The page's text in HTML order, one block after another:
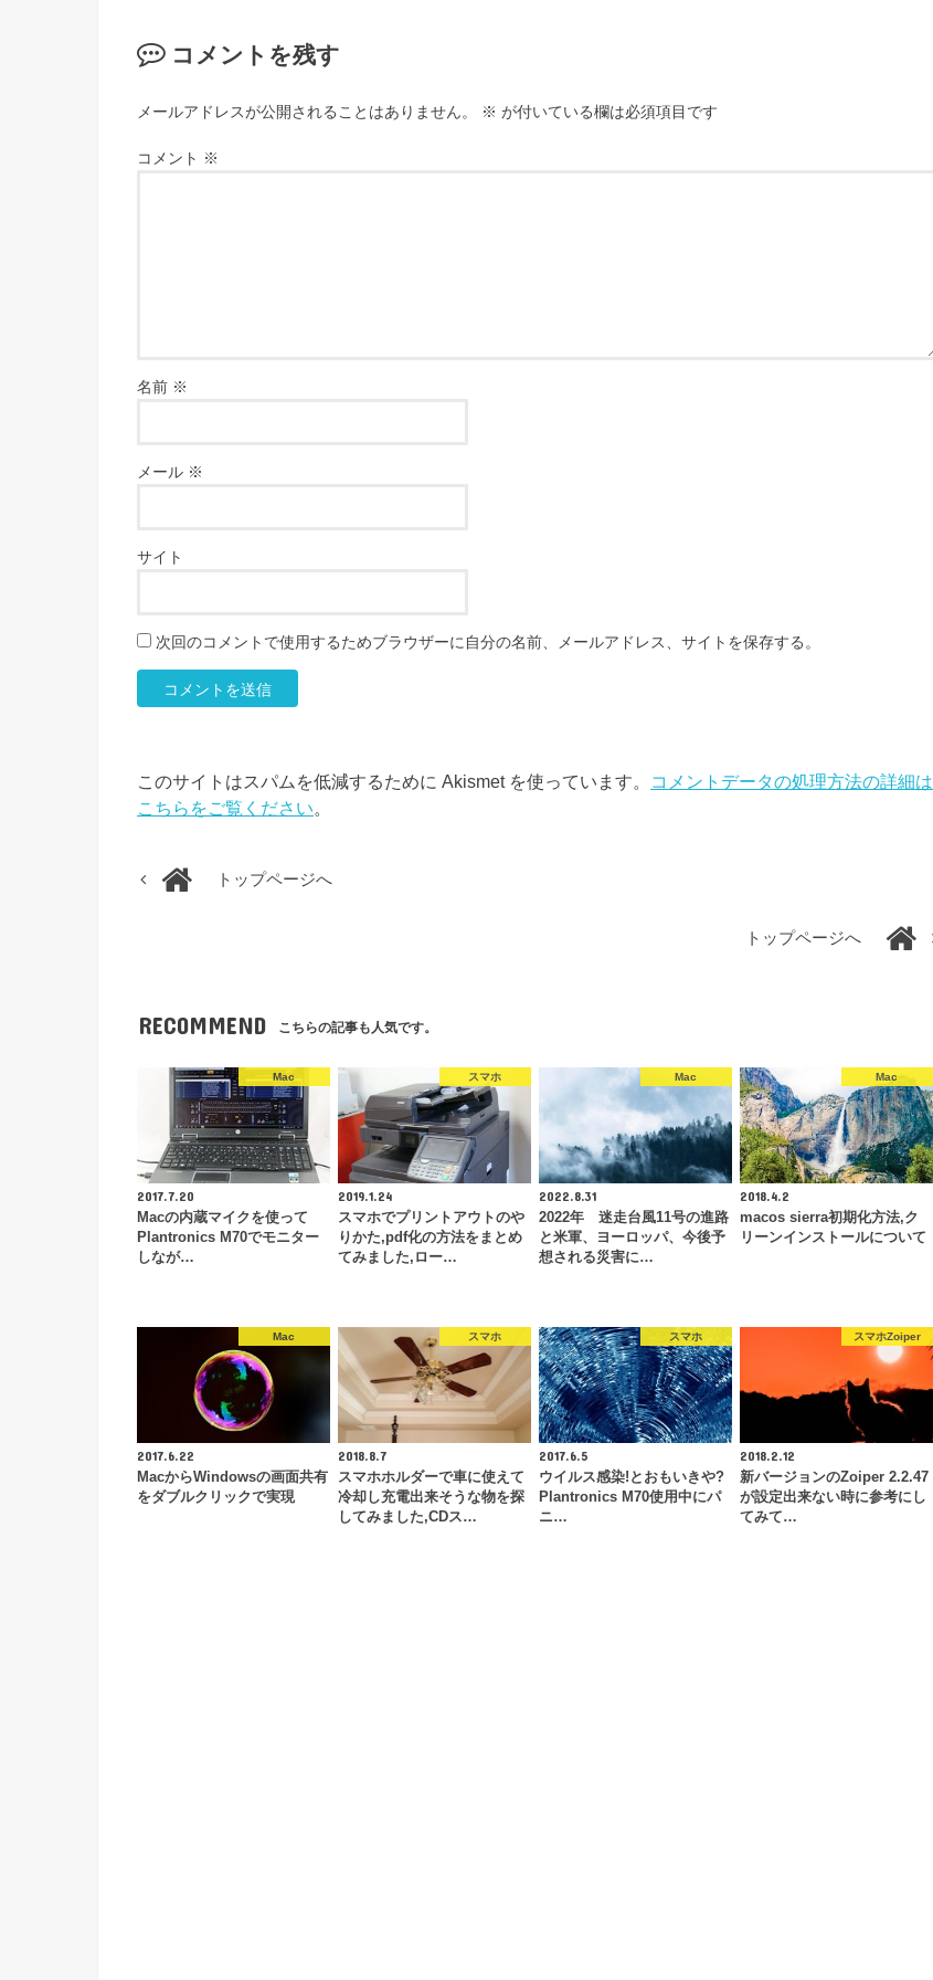
コメントを残す
メールアドレスが公開されることはありません。 ※ が付いている欄は必須項目です
コメント ※
名前 ※
メール ※
サイト
次回のコメントで使用するためブラウザーに自分の名前、メールアドレス、サイトを保存する。
このサイトはスパムを低減するために Akismet を使っています。
コメントデータの処理方法の詳細は
こちらをご覧ください。
トップページへ
トップページへ
RECOMMEND こちらの記事も人気です。
Mac
2017.7.20
Macの内蔵マイクを使って
Plantronics M70でモニター
しなが…
スマホ
2019.1.24
スマホでプリントアウトのや
りかた,pdf化の方法をまとめ
てみました,ロー…
Mac
2022.8.31
2022年 迷走台風11号の進路
と米軍、ヨーロッパ、今後予
想される災害に…
Mac
2018.4.2
macos sierra初期化方法,ク
リーンインストールについて
Mac
2017.6.22
MacからWindowsの画面共有
をダブルクリックで実現
スマホ
2018.8.7
スマホホルダーで車に使えて
冷却し充電出来そうな物を探
してみました,CDス…
スマホ
2017.6.5
ウイルス感染!とおもいきや?
Plantronics M70使用中にパ
ニ…
スマホZoiper
2018.2.12
新バージョンのZoiper 2.2.47
が設定出来ない時に参考にし
てみて…